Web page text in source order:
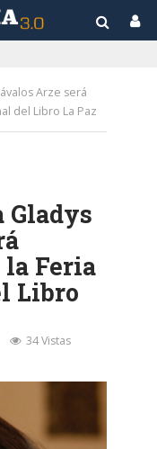
Arze será
del Libro La Paz
Gladys
la Feria
Libro
34 Vistas